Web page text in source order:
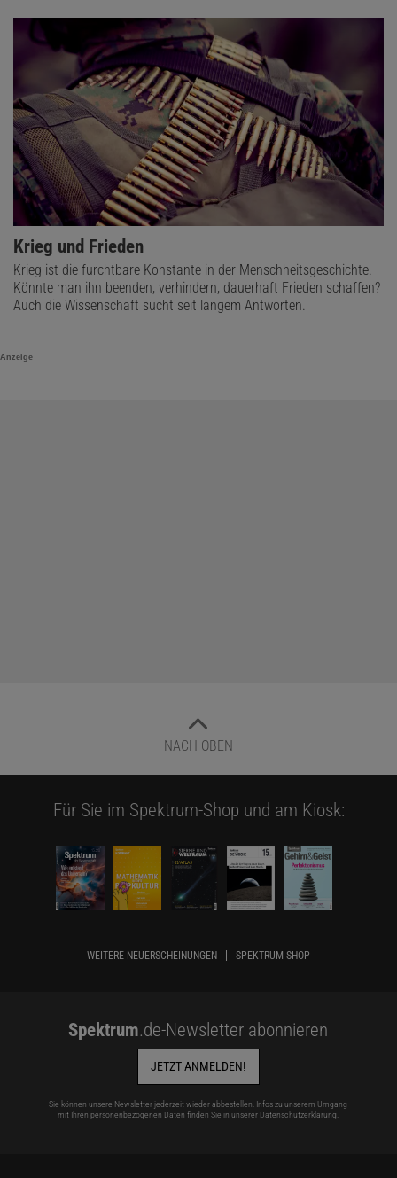
Krieg und Frieden
Krieg ist die furchtbare Konstante in der Menschheitsgeschichte.
Könnte man ihn beenden, verhindern, dauerhaft Frieden schaffen?
Auch die Wissenschaft sucht seit langem Antworten.
Anzeige
NACH OBEN
Für Sie im Spektrum-Shop und am Kiosk:
WEITERE NEUERSCHEINUNGEN SPEKTRUM SHOP
Spektrum.de-Newsletter abonnieren
JETZT ANMELDEN!
Sie können unsere Newsletter jederzeit wieder abbestellen. Infos zu unserem Umgang
mit Ihren personenbezogenen Daten finden Sie in unserer Datenschutzerklärung